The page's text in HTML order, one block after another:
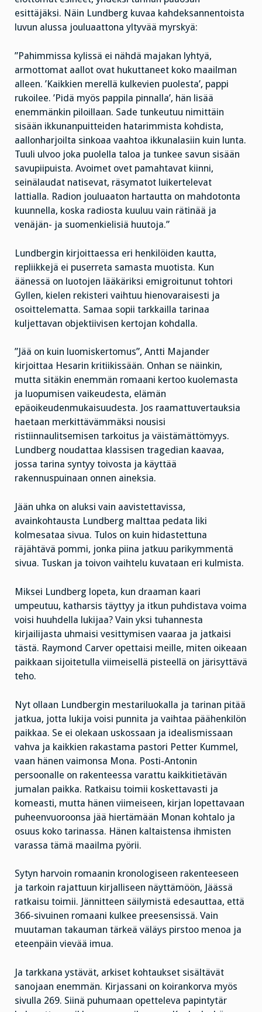
esittäjäksi. Näin Lundberg kuvaa kahdeksannentoista
luvun alussa jouluaattona yltyvää myrskyä:
”Pahimmissa kylissä ei nähdä majakan lyhtyä,
armottomat aallot ovat hukuttaneet koko maailman
alleen. ’Kaikkien merellä kulkevien puolesta’, pappi
rukoilee. ’Pidä myös pappila pinnalla’, hän lisää
enemmänkin piloillaan. Sade tunkeutuu nimittäin
sisään ikkunanpuitteiden hatarimmista kohdista,
aallonharjoilta sinkoaa vaahtoa ikkunalasiin kuin lunta.
Tuuli ulvoo joka puolella taloa ja tunkee savun sisään
savupiipuista. Avoimet ovet pamahtavat kiinni,
seinälaudat natisevat, räsymatot luikertelevat
lattialla. Radion jouluaaton hartautta on mahdotonta
kuunnella, koska radiosta kuuluu vain rätinää ja
venäjän- ja suomenkielisiä huutoja.”
Lundbergin kirjoittaessa eri henkilöiden kautta,
repliikkejä ei puserreta samasta muotista. Kun
äänessä on luotojen lääkäriksi emigroitunut tohtori
Gyllen, kielen rekisteri vaihtuu hienovaraisesti ja
osoittelematta. Samaa sopii tarkkailla tarinaa
kuljettavan objektiivisen kertojan kohdalla.
”Jää on kuin luomiskertomus”, Antti Majander
kirjoittaa Hesarin kritiikissään. Onhan se näinkin,
mutta sitäkin enemmän romaani kertoo kuolemasta
ja luopumisen vaikeudesta, elämän
epäoikeudenmukaisuudesta. Jos raamattuvertauksia
haetaan merkittävämmäksi nousisi
ristiinnaulitsemisen tarkoitus ja väistämättömyys.
Lundberg noudattaa klassisen tragedian kaavaa,
jossa tarina syntyy toivosta ja käyttää
rakennuspuinaan onnen aineksia.
Jään uhka on aluksi vain aavistettavissa,
avainkohtausta Lundberg malttaa pedata liki
kolmesataa sivua. Tulos on kuin hidastettuna
räjähtävä pommi, jonka piina jatkuu parikymmentä
sivua. Tuskan ja toivon vaihtelu kuvataan eri kulmista.
Miksei Lundberg lopeta, kun draaman kaari
umpeutuu, katharsis täyttyy ja itkun puhdistava voima
voisi huuhdella lukijaa? Vain yksi tuhannesta
kirjailijasta uhmaisi vesittymisen vaaraa ja jatkaisi
tästä. Raymond Carver opettaisi meille, miten oikeaan
paikkaan sijoitetulla viimeisellä pisteellä on järisyttävä
teho.
Nyt ollaan Lundbergin mestariluokalla ja tarinan pitää
jatkua, jotta lukija voisi punnita ja vaihtaa päähenkilön
paikkaa. Se ei olekaan uskossaan ja idealismissaan
vahva ja kaikkien rakastama pastori Petter Kummel,
vaan hänen vaimonsa Mona. Posti-Antonin
persoonalle on rakenteessa varattu kaikkitietävän
jumalan paikka. Ratkaisu toimii koskettavasti ja
komeasti, mutta hänen viimeiseen, kirjan lopettavaan
puheenvuoroonsa jää hiertämään Monan kohtalo ja
osuus koko tarinassa. Hänen kaltaistensa ihmisten
varassa tämä maailma pyörii.
Sytyn harvoin romaanin kronologiseen rakenteeseen
ja tarkoin rajattuun kirjalliseen näyttämöön, Jäässä
ratkaisu toimii. Jännitteen säilymistä edesauttaa, että
366-sivuinen romaani kulkee preesensissä. Vain
muutaman takauman tärkeä väläys pirstoo menoa ja
eteenpäin vievää imua.
Ja tarkkana ystävät, arkiset kohtaukset sisältävät
sanojaan enemmän. Kirjassani on koirankorva myös
sivulla 269. Siinä puhumaan opetteleva papintytär